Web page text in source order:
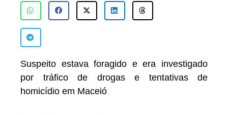
Suspeito estava foragido e era investigado
por tráfico de drogas e tentativas de
homicídio em Maceió